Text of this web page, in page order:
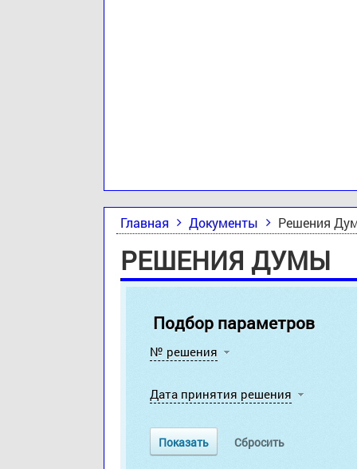
Главная Документы Решения
РЕШЕНИЯ ДУМЫ
Подбор параметров
№ решения
Дата принятия решения